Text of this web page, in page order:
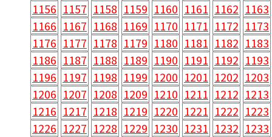
1156 1157 1158 1159 1160 1161 1162 1163
1166 1167 1168 1169 1170 1171 1172 1173
1176 1177 1178 1179 1180 1181 1182 1183
1186 1187 1188 1189 1190 1191 1192 1193
1196 1197 1198 1199 1200 1201 1202 1203
1206 1207 1208 1209 1210 1211 1212 1213
1216 1217 1218 1219 1220 1221 1222 1223
1226 1227 1228 1229 1230 1231 1232 1233